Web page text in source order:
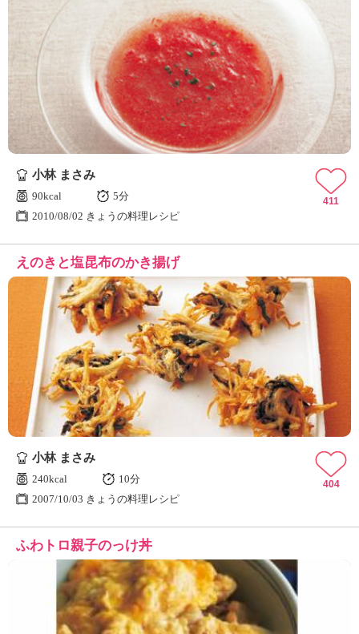
小林 まさみ
90kcal
5分
2010/08/02 きょうの料理レシピ
411
えのきと塩昆布のかき揚げ
小林 まさみ
240kcal
10分
2007/10/03 きょうの料理レシピ
404
ふわトロ親子のっけ丼